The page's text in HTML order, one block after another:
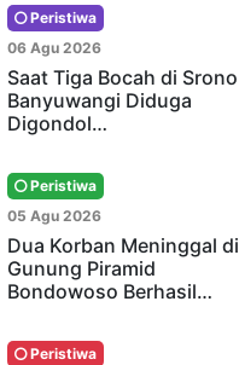
Peristiwa
06 Agu 2026
Saat Tiga Bocah di Srono
Banyuwangi Diduga
Digondol…
Peristiwa
05 Agu 2026
Dua Korban Meninggal di
Gunung Piramid
Bondowoso Berhasil…
Peristiwa